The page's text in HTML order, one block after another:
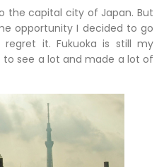
the capital city of Japan. But
opportunity I decided to go
it. Fukuoka is still my
see a lot and made a lot of